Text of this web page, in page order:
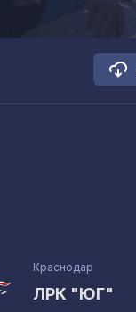
Краснодар
ЛРК "ЮГ"